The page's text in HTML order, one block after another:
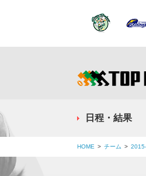
日程・結果
HOME チーム